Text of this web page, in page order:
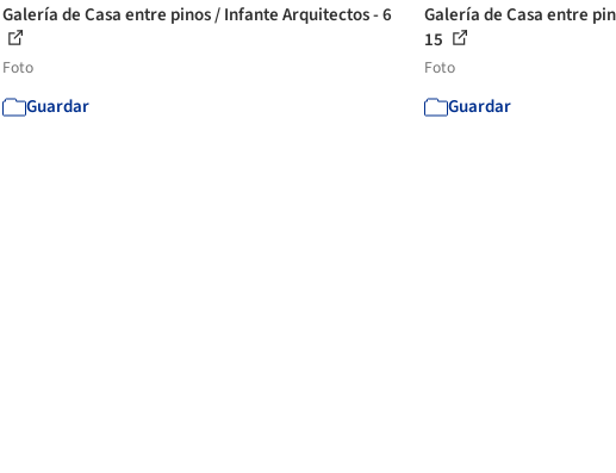
Galería de Casa entre pinos / Infante Arquitectos - 6
Foto
Guardar
Galería de Casa entre
15
Foto
Guardar